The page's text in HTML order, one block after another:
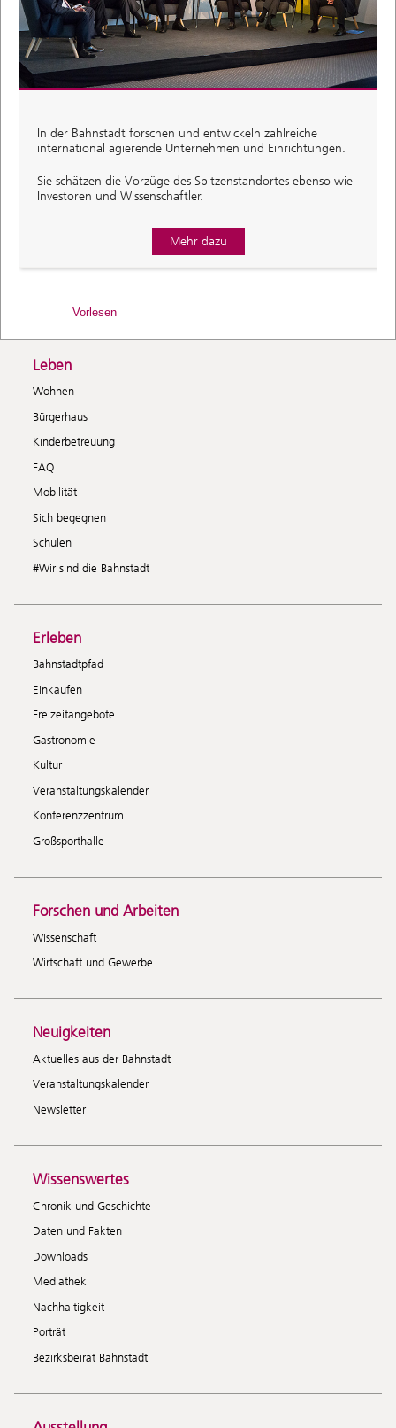
In der Bahnstadt forschen und entwickeln zahlreiche
international agierende Unternehmen und Einrichtungen.
Sie schätzen die Vorzüge des Spitzenstandortes ebenso wie
Investoren und Wissenschaftler.
Mehr dazu
Vorlesen
Leben
Wohnen
Bürgerhaus
Kinderbetreuung
FAQ
Mobilität
Sich begegnen
Schulen
#Wir sind die Bahnstadt
Erleben
Bahnstadtpfad
Einkaufen
Freizeitangebote
Gastronomie
Kultur
Veranstaltungskalender
Konferenzzentrum
Großsporthalle
Forschen und Arbeiten
Wissenschaft
Wirtschaft und Gewerbe
Neuigkeiten
Aktuelles aus der Bahnstadt
Veranstaltungskalender
Newsletter
Wissenswertes
Chronik und Geschichte
Daten und Fakten
Downloads
Mediathek
Nachhaltigkeit
Porträt
Bezirksbeirat Bahnstadt